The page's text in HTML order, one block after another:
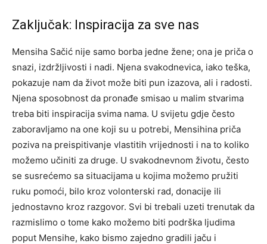
Zaključak: Inspiracija za sve nas
Mensiha Sačić nije samo borba jedne žene; ona je priča o
snazi, izdržljivosti i nadi. Njena svakodnevica, iako teška,
pokazuje nam da život može biti pun izazova, ali i radosti.
Njena sposobnost da pronađe smisao u malim stvarima
treba biti inspiracija svima nama. U svijetu gdje često
zaboravljamo na one koji su u potrebi, Mensihina priča
poziva na preispitivanje vlastitih vrijednosti i na to koliko
možemo učiniti za druge. U svakodnevnom životu, često
se susrećemo sa situacijama u kojima možemo pružiti
ruku pomoći, bilo kroz volonterski rad, donacije ili
jednostavno kroz razgovor. Svi bi trebali uzeti trenutak da
razmislimo o tome kako možemo biti podrška ljudima
poput Mensihe, kako bismo zajedno gradili jaču i